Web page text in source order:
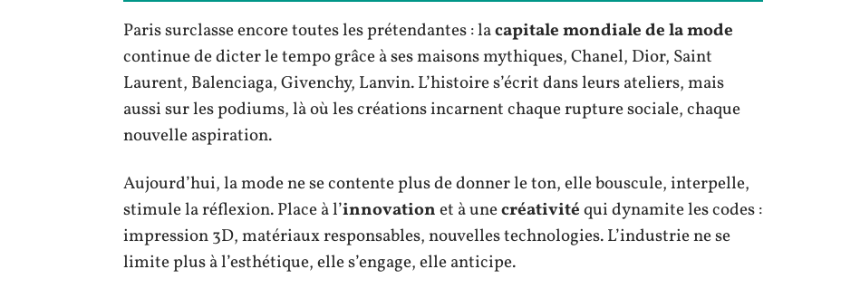
Paris surclasse encore toutes les prétendantes : lacapitale mondiale de la mode
continue de dicter le tempo grâce à ses maisons mythiques, Chanel, Dior, Saint
Laurent, Balenciaga, Givenchy, Lanvin. L’histoire s’écrit dans leurs ateliers, mais
aussi sur les podiums, là où les créations incarnent chaque rupture sociale, chaque
nouvelle aspiration.
Aujourd’hui, la mode ne se contente plus de donner le ton, elle bouscule, interpelle,
stimule la réflexion. Place à l’innovationet à unecréativitéqui dynamite les codes :
impression 3D, matériaux responsables, nouvelles technologies. L’industrie ne se
limite plus à l’esthétique, elle s’engage, elle anticipe.